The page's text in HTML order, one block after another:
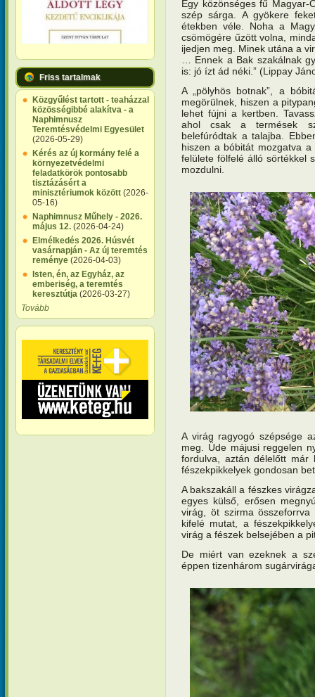
Friss tartalmak
Közgyűlést tartott - teaházzal
közösségibbé alakítva - a
Naphimnusz
Teremtésvédelmi Egyesület
(2026-05-29)
Kérés az új kormány felé a
környezetvédelmi
feladatkörök pontosabb
tisztázásért a
minisztériumok között (2026-
05-16)
Naphimnusz Műhely - 2026.
május 12. (2026-04-24)
Elmélkedés 2026. Húsvét
vasárnapján - Az új teremtés
reménye (2026-04-03)
Isten, én, az Egyház, az
emberiség, a teremtés
keresztútja (2026-03-27)
Tovább
Egy közönséges fű
szép sárga. A gyökere
étekben véle. Noha a
csömögére űzött volna,
ijedjen meg. Minek utána a
… Ennek a Bak szakálnak
is: jó ízt ád néki.” (Lippay
A „pölyhös botnak”, a
megörülnek, hiszen a
lehet fújni a kertben.
ahol csak a termések
belefúródtak a talajba.
hiszen a bóbitát mozgatva
felülete fölfelé álló sörtékkel
mozdulni.
A virág ragyogó szépsége
meg. Üde májusi reggelen
fordulva, aztán délelőtt
fészekpikkelyek gondosan
A bakszakáll a fészkes
egyes külső, erősen
virág, öt szirma
kifelé mutat, a
virág a fészek belsejében a
De miért van ezeknek a
éppen tizenhárom